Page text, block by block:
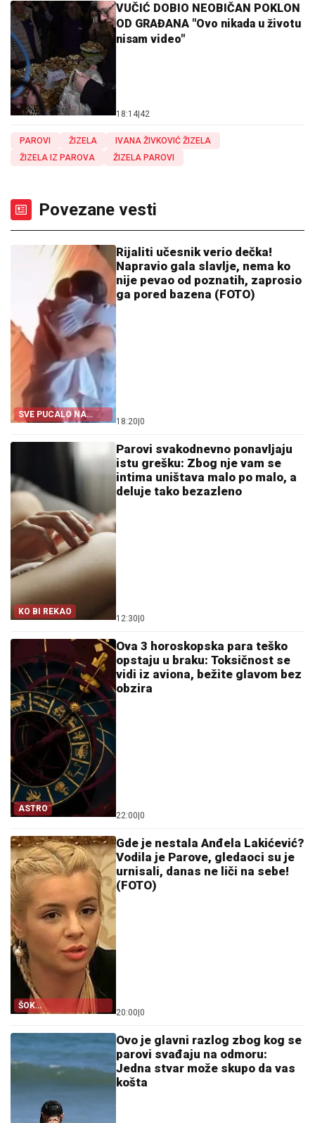
VUČIĆ DOBIO NEOBIČAN POKLON
OD GRAĐANA "Ovo nikada u životu
nisam video"
18:14 42
PAROVI ŽIZELA
IVANA ŽIVKOVIĆ ŽIZELA
ŽIZELA IZ PAROVA
ŽIZELA PAROVI
Povezane vesti
SVE PUCALO NA
SLAVLJU
Rijaliti učesnik verio dečka!
Napravio gala slavlje, nema ko
nije pevao od poznatih, zaprosio
ga pored bazena (FOTO)
18:20 0
KO BI REKAO
Parovi svakodnevno ponavljaju
istu grešku: Zbog nje vam se
intima uništava malo po malo, a
deluje tako bezazleno
12:30 0
ASTRO
Ova 3 horoskopska para teško
opstaju u braku: Toksičnost se
vidi iz aviona, bežite glavom bez
obzira
22:00 0
ŠOK
TRANSFORMACIJA!
Gde je nestala Anđela Lakićević?
Vodila je Parove, gledaoci su je
urnisali, danas ne liči na sebe!
(FOTO)
20:00 0
Ovo je glavni razlog zbog kog se
parovi svađaju na odmoru:
Jedna stvar može skupo da vas
košta